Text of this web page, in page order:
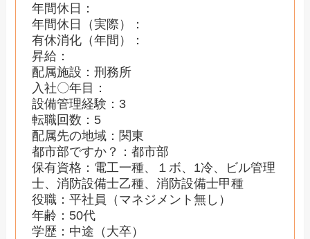
年間休日：
年間休日（実際）：
有休消化（年間）：
昇給：
配属施設：刑務所
入社〇年目：
設備管理経験：3
転職回数：5
配属先の地域：関東
都市部ですか？：都市部
保有資格：電工一種、１ボ、1冷、ビル管理
士、消防設備士乙種、消防設備士甲種
役職：平社員（マネジメント無し）
年齢：50代
学歴：中途（大卒）